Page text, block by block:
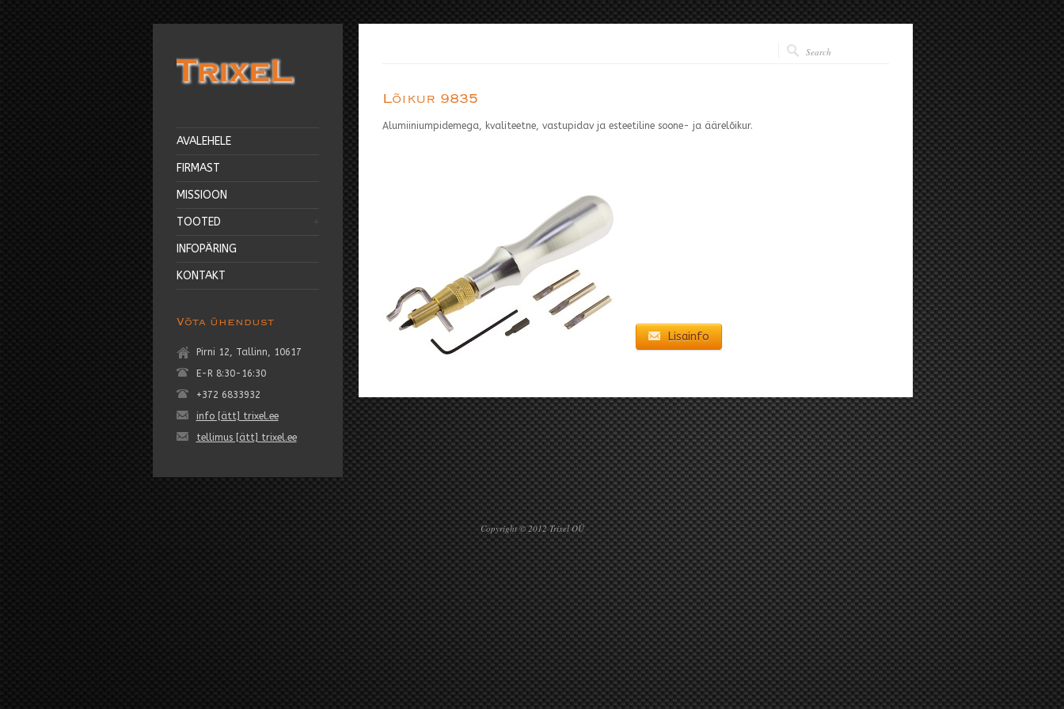
Lõikur 9835
Alumiiniumpidemega, kvaliteetne, vastupidav ja esteetiline soone- ja äärelõikur.
Lisainfo
AVALEHELE
FIRMAST
MISSIOON
TOOTED
INFOPÄRING
KONTAKT
Võta ühendust
Pirni 12, Tallinn, 10617
E-R 8:30-16:30
+372 6833932
info [ätt] trixel.ee
tellimus [ätt] trixel.ee
Copyright © 2012 Trixel OÜ